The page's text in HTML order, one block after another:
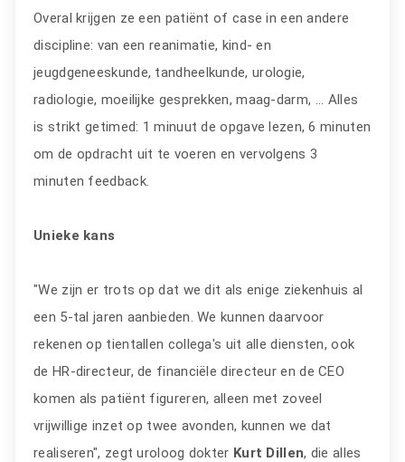
Overal krijgen ze een patiënt of case in een andere
discipline: van een reanimatie, kind- en
jeugdgeneeskunde, tandheelkunde, urologie,
radiologie, moeilijke gesprekken, maag-darm, ... Alles
is strikt getimed: 1 minuut de opgave lezen, 6 minuten
om de opdracht uit te voeren en vervolgens 3
minuten feedback.
Unieke kans
"We zijn er trots op dat we dit als enige ziekenhuis al
een 5-tal jaren aanbieden. We kunnen daarvoor
rekenen op tientallen collega's uit alle diensten, ook
de HR-directeur, de financiële directeur en de CEO
komen als patiënt figureren, alleen met zoveel
vrijwillige inzet op twee avonden, kunnen we dat
realiseren", zegt uroloog dokter Kurt Dillen, die alles